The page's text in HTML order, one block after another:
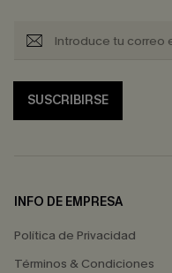
SUSCRIBIRSE
INFO DE EMPRESA
Política de Privacidad
Términos & Condiciones